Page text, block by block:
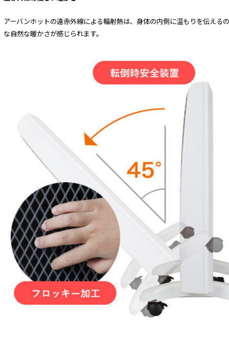
アーバンホットの遠赤外線による輻射熱は、身体の内側に温もりを伝える
な自然な暖かさが感じられます。